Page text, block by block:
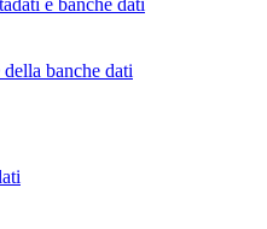
e banche dati
banche dati